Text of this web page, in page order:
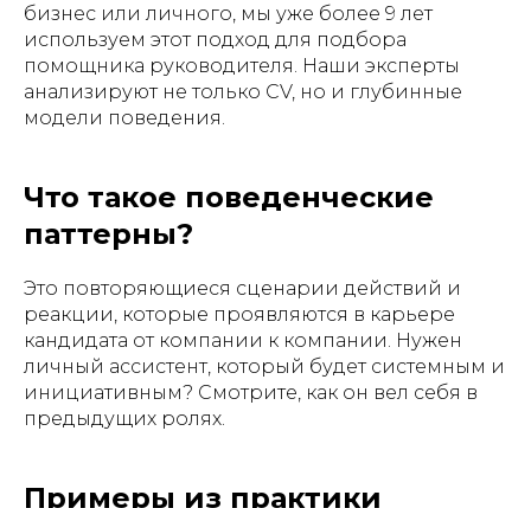
бизнес или личного, мы уже более 9 лет
используем этот подход для подбора
помощника руководителя. Наши эксперты
анализируют не только CV, но и глубинные
модели поведения.
Что такое поведенческие
паттерны?
Это повторяющиеся сценарии действий и
реакции, которые проявляются в карьере
кандидата от компании к компании. Нужен
личный ассистент, который будет системным и
инициативным? Смотрите, как он вел себя в
предыдущих ролях.
Примеры из практики